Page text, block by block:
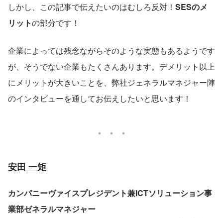
しかし、この記事で伝えたいのはむしろ反対！ SESのメ
リットの部分です！
企業によっては残念ながらそのような実態もあるようです
が、そうでない企業もたくさんあります。デメリット以上
にメリットが大きいことを、弊社ジェネラルマネジャー陣
のインタビューを通してお伝えしたいと思います！
安田 一矩
カンパニーヴァイスプレジデント兼ICTソリューション事
業部ゼネラルマネジャー